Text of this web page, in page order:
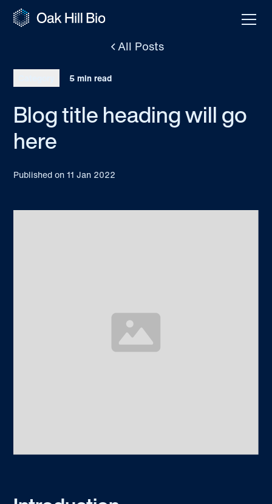
All Posts
5 min read
Blog title heading will go
here
Published on 11 Jan 2022